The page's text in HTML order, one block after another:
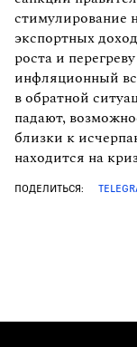
стимулирование
экспортных
роста и
инфляционный
в обратной
падают,
близки к
находится на
ПОДЕЛИТЬСЯ: